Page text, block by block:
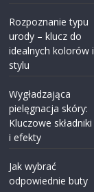
Rozpoznanie typu
urody – klucz do
idealnych kolorów i
stylu
Wygładzająca
pielęgnacja skóry:
Kluczowe składniki
i efekty
Jak wybrać
odpowiednie buty